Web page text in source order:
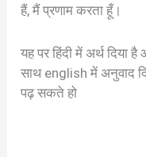
हैं, मैं प्रणाम करता हूँ।
यह पर हिंदी में अर्थ
साथ english में अनुवाद
पढ़ सकते हो